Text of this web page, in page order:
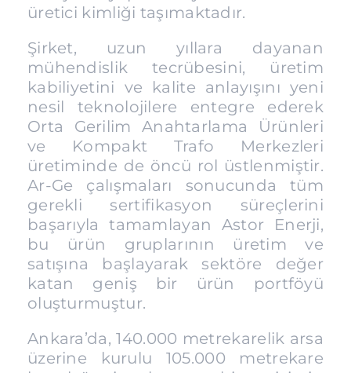
üretici kimliği taşımaktadır.
Şirket, uzun yıllara dayanan
mühendislik tecrübesini, üretim
kabiliyetini ve kalite anlayışını yeni
nesil teknolojilere entegre ederek
Orta Gerilim Anahtarlama Ürünleri
ve Kompakt Trafo Merkezleri
üretiminde de öncü rol üstlenmiştir.
Ar-Ge çalışmaları sonucunda tüm
gerekli sertifikasyon süreçlerini
başarıyla tamamlayan Astor Enerji,
bu ürün gruplarının üretim ve
satışına başlayarak sektöre değer
katan geniş bir ürün portföyü
oluşturmuştur.
Ankara’da, 140.000 metrekarelik arsa
üzerine kurulu 105.000 metrekare